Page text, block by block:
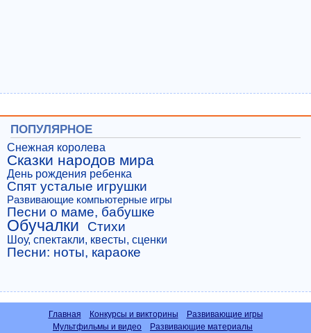
ПОПУЛЯРНОЕ
Снежная королева
Сказки народов мира
День рождения ребенка
Спят усталые игрушки
Развивающие компьютерные игры
Песни о маме, бабушке
Обучалки Стихи
Шоу, спектакли, квесты, сценки
Песни: ноты, караоке
Главная Конкурсы и викторины
Развивающие игры
Мультфильмы и видео
Развивающие материалы